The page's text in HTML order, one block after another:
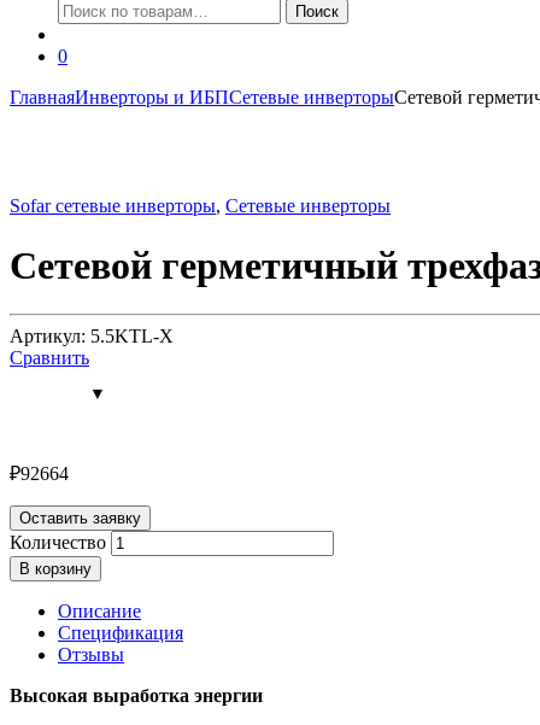
Искать:
Поиск
0
ГлавнаяИнверторы и ИБПСетевые инверторыСетевой
Sofar сетевые инверторы, Сетевые инверторы
Сетевой герметичный
Артикул: 5.5KTL-X
Сравнить
₽92664
Оставить заявку
Количество
В корзину
Описание
Спецификация
Отзывы
Высокая выработка энергии